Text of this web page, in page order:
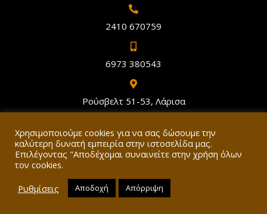
2410 670759
6973 380543
Ρούσβελτ 51-53, Λάρισα
Θεοδώρα Στυ. Βάγγια – 2021. All rights reserved.
Χρησιμοποιούμε cookies για να σας δώσουμε την
καλύτερη δυνατή εμπειρία στην ιστοσελίδα μας.
Επιλέγοντας "Αποδέχομαι συναινείτε στην χρήση όλων
τον cookies.
Ρυθμίσεις
Αποδοχή Απόρριψη